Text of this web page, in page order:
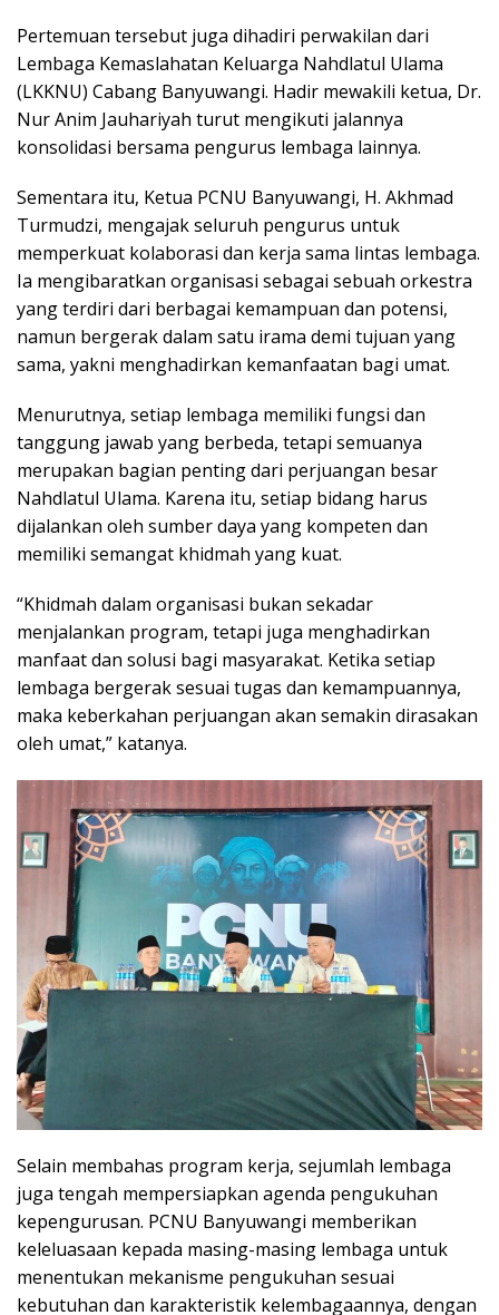
Pertemuan tersebut juga dihadiri perwakilan dari
Lembaga Kemaslahatan Keluarga Nahdlatul Ulama
(LKKNU) Cabang Banyuwangi. Hadir mewakili ketua, Dr.
Nur Anim Jauhariyah turut mengikuti jalannya
konsolidasi bersama pengurus lembaga lainnya.
Sementara itu, Ketua PCNU Banyuwangi, H. Akhmad
Turmudzi, mengajak seluruh pengurus untuk
memperkuat kolaborasi dan kerja sama lintas lembaga.
Ia mengibaratkan organisasi sebagai sebuah orkestra
yang terdiri dari berbagai kemampuan dan potensi,
namun bergerak dalam satu irama demi tujuan yang
sama, yakni menghadirkan kemanfaatan bagi umat.
Menurutnya, setiap lembaga memiliki fungsi dan
tanggung jawab yang berbeda, tetapi semuanya
merupakan bagian penting dari perjuangan besar
Nahdlatul Ulama. Karena itu, setiap bidang harus
dijalankan oleh sumber daya yang kompeten dan
memiliki semangat khidmah yang kuat.
“Khidmah dalam organisasi bukan sekadar
menjalankan program, tetapi juga menghadirkan
manfaat dan solusi bagi masyarakat. Ketika setiap
lembaga bergerak sesuai tugas dan kemampuannya,
maka keberkahan perjuangan akan semakin dirasakan
oleh umat,” katanya.
Selain membahas program kerja, sejumlah lembaga
juga tengah mempersiapkan agenda pengukuhan
kepengurusan. PCNU Banyuwangi memberikan
keleluasaan kepada masing-masing lembaga untuk
menentukan mekanisme pengukuhan sesuai
kebutuhan dan karakteristik kelembagaannya, dengan